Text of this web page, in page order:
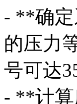
- **确定
的压力
号可达
- **计算